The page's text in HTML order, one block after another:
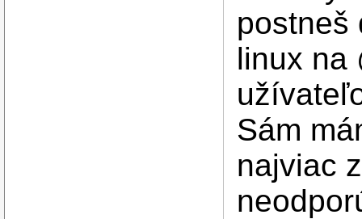
postneš
linux na
Sám
najviac